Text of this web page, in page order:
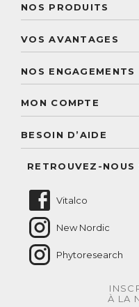
NOS PRODUITS
Laboratoire Landais
Découvrez le catalogue
VOS AVANTAGES
Paiement sécurisé
Conseils personnalisés
NOS ENGAGEMENTS
Conseil personnalisé
MON COMPTE
BESOIN D’AIDE
RETROUVEZ-NOUS
Vitalco
New Nordic
Phytoresearch
À LA